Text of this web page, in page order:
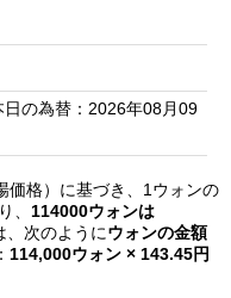
の為替：2026年08月09
価格）に基づき、1ウォンの
、 114000ウォンは
、次のようにウォンの金額
114,000ウォン × 143.45円